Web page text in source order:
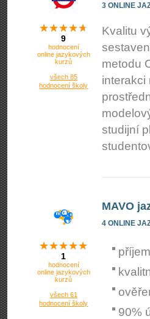
3 ONLINE
9
hodnocení
online jazykových
kurzů
všech 85
hodnocení školy
Kvalitu
metodu
interakci
studijní
MAVO
4 ONLINE
1
hodnocení
online jazykových
kurzů
všech 61
hodnocení školy
90%